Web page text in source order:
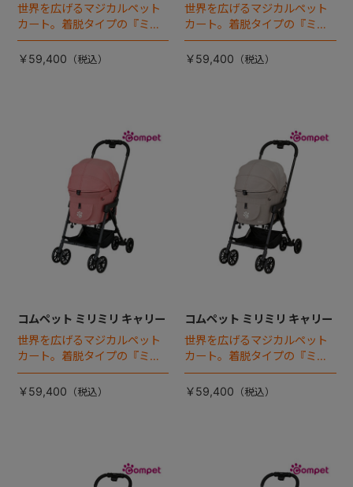
世界を広げるマジカルペット
カート。着脱タイプの『ミリ
ミリEG』 がフルモデルチェン
ジ 。新機能「マジカルフォー
￥59,400
世界を広げるマジカルペット
カート。着脱タイプの『ミリ
ミリEG』 がフルモデルチェン
ジ 。新機能「マジカルフォー
￥59,400
コムペット ミリミリ キャリー
世界を広げるマジカルペット
カート。着脱タイプの『ミリ
ミリEG』 がフルモデルチェン
ジ 。新機能「マジカルフォー
￥59,400
コムペット ミリミリ キャリー
世界を広げるマジカルペット
カート。着脱タイプの『ミリ
ミリEG』 がフルモデルチェン
ジ 。新機能「マジカルフォー
￥59,400